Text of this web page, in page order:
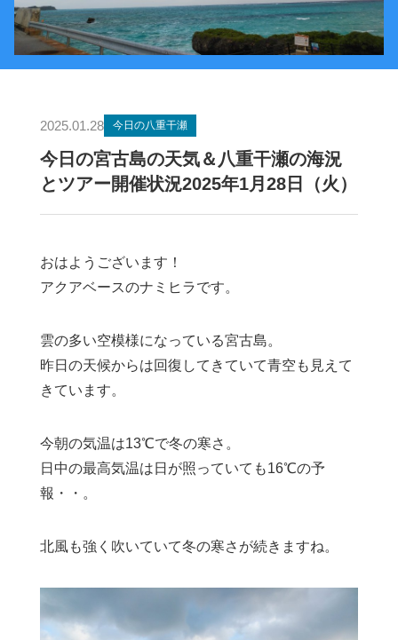
2025.01.28 今日の八重干瀬
今日の宮古島の天気＆八重干瀬の海況
とツアー開催状況2025年1月28日（火）
おはようございます！
アクアベースのナミヒラです。
雲の多い空模様になっている宮古島。
昨日の天候からは回復してきていて青空も見えて
きています。
今朝の気温は13℃で冬の寒さ。
日中の最高気温は日が照っていても16℃の予
報・・。
北風も強く吹いていて冬の寒さが続きますね。